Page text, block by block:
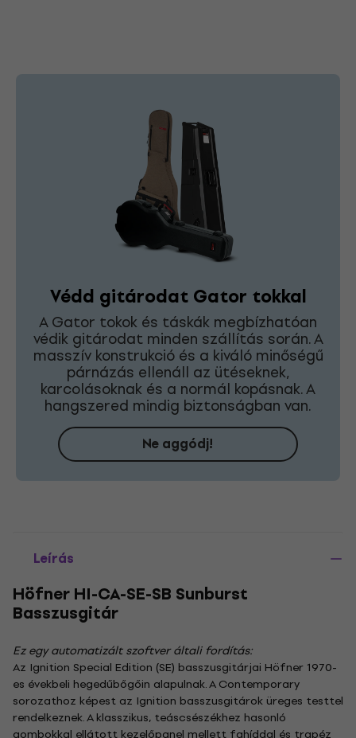
Védd gitárodat Gator tokkal
A Gator tokok és táskák megbízhatóan
védik gitárodat minden szállítás során. A
masszív konstrukció és a kiváló minőségű
párnázás ellenáll az ütéseknek,
karcolásoknak és a normál kopásnak. A
hangszered mindig biztonságban van.
Ne aggódj!
Leírás
Höfner HI-CA-SE-SB Sunburst
Basszusgitár
Ez egy automatizált szoftver általi fordítás:
Az Ignition Special Edition (SE) basszusgitárjai Höfner 1970-
es évekbeli hegedűbőgőin alapulnak. A Contemporary
sorozathoz képest az Ignition basszusgitárok üreges testtel
rendelkeznek. A klasszikus, teáscsészékhez hasonló
gombokkal ellátott kezelőpanel mellett fahíddal és trapéz